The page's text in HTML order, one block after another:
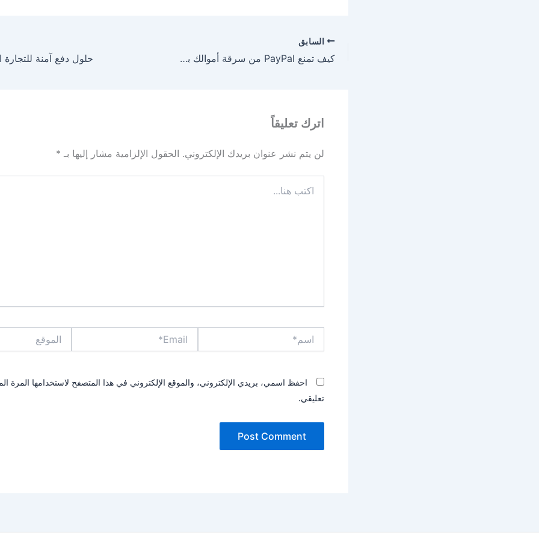
السابق
كيف تمنع PayPal من سرقة أموالك بعد 180 يومًا من حظر حسابك؟
اترك تعليقاً
لن يتم نشر عنوان بريدك الإلكتروني. الحقول الإلزامية مشار إليها بـ *
هنا...
احفظ اسمي، بريدي الإلكتروني، والموقع الإلكتروني في هذا المتصفح لاستخدامها المرة
تعليقي.